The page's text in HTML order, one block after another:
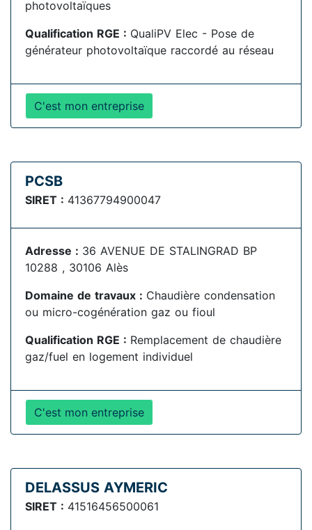
photovoltaïques
Qualification RGE : QualiPV Elec - Pose de
générateur photovoltaïque raccordé au réseau
C'est mon entreprise
PCSB
SIRET : 41367794900047
Adresse : 36 AVENUE DE STALINGRAD BP
10288 , 30106 Alès
Domaine de travaux : Chaudière condensation
ou micro-cogénération gaz ou fioul
Qualification RGE : Remplacement de chaudière
gaz/fuel en logement individuel
C'est mon entreprise
DELASSUS AYMERIC
SIRET : 41516456500061